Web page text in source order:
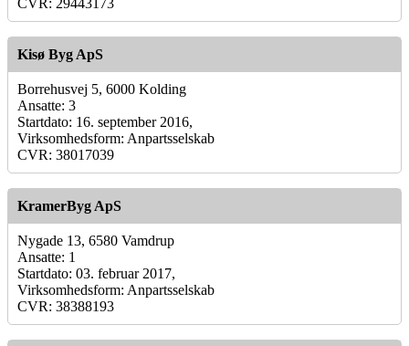
CVR: 29443173
Kisø Byg ApS
Borrehusvej 5, 6000 Kolding
Ansatte: 3
Startdato: 16. september 2016,
Virksomhedsform: Anpartsselskab
CVR: 38017039
KramerByg ApS
Nygade 13, 6580 Vamdrup
Ansatte: 1
Startdato: 03. februar 2017,
Virksomhedsform: Anpartsselskab
CVR: 38388193